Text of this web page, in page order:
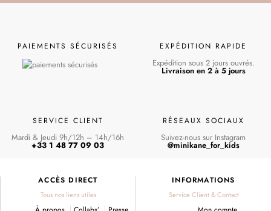
PAIEMENTS SÉCURISÉS EXPÉDITION RAPIDE
Expédition sous 2 jours ouvrés.
Livraison en 2 à 5 jours
SERVICE CLIENT
Mardi & Jeudi 9h/12h – 14h/16h
+33 1 48 77 09 03
RÉSEAUX SOCIAUX
Suivez-nous sur Instagram
@minikane_for_kids
ACCÈS DIRECT
Tous nos liens utiles
INFORMATIONS
Service Client & Contact